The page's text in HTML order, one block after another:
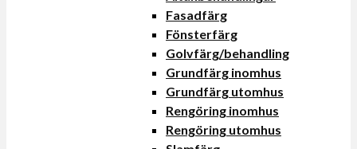
Fasadfärg
Fönsterfärg
Golvfärg/behandling
Grundfärg inomhus
Grundfärg utomhus
Rengöring inomhus
Rengöring utomhus